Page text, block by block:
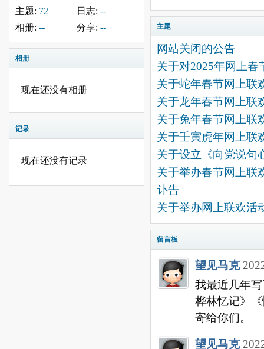
主题: 72 日志: --
相册: -- 分享: --
相册
现在还没有相册
记录
现在还没有记录
主题
网站关闭的公告
关于对2025年网上
关于蛇年春节网上联
关于龙年春节网上联
关于兔年春节网上联
关于壬寅虎年网上联
关于设立《向党说句
关于举办春节网上联
讣告
关于举办网上联欢活
留言板
望见马克
我最近几年
桦林忆记》
寄给你们。
望见马克